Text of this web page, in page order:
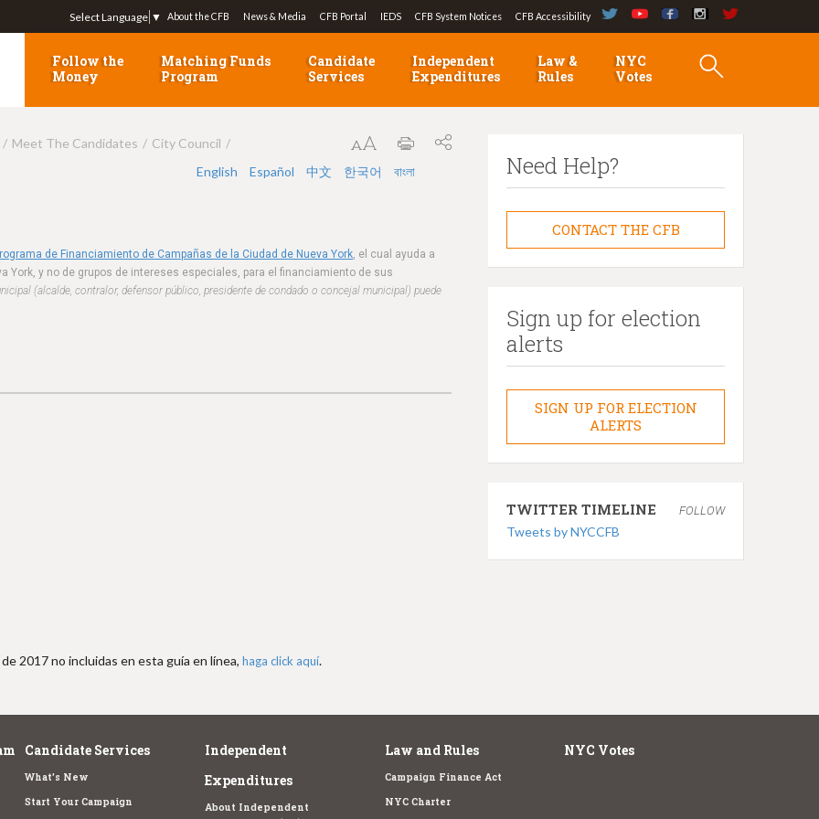
Jump to navigation
Select Language ▼ About the CFB News & Media CFB Portal IEDS CFB System Notices CFB Accessibility
Follow the
Money
Matching Funds
Program
Candidate
Services
Independent
Expenditures
Law &
Rules
NYC
Votes
Meet The Candidates
City Council
English
Español 中文 한국어 বাংলা
de Financiamiento de Campañas de la Ciudad de Nueva York, el cual ayuda a
York, y no de grupos de intereses especiales, para el financiamiento de sus
(alcalde, contralor, defensor público, presidente de condado o concejal municipal) puede
2017 no incluidas en esta guía en línea, haga click aquí.
Need Help?
CONTACT THE CFB
Sign up for election
alerts
SIGN UP FOR ELECTION
ALERTS
TWITTER TIMELINE FOLLOW
Tweets by NYCCFB
Candidate Services
What's New
Start Your Campaign
Independent
Expenditures
About Independent
Law and Rules
Campaign Finance Act
NYC Charter
NYC Votes